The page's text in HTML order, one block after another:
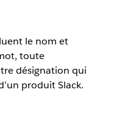
le nom et
toute
désignation qui
produit Slack.